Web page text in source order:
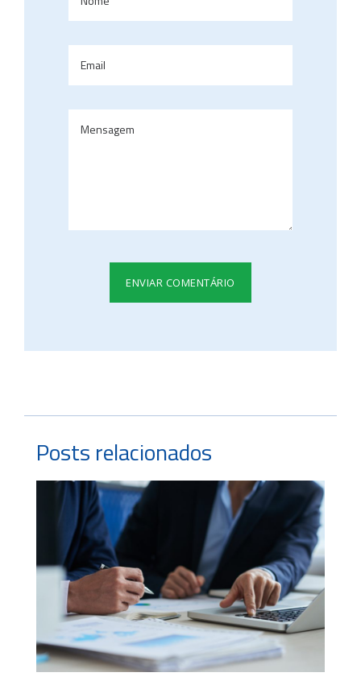
Posts relacionados